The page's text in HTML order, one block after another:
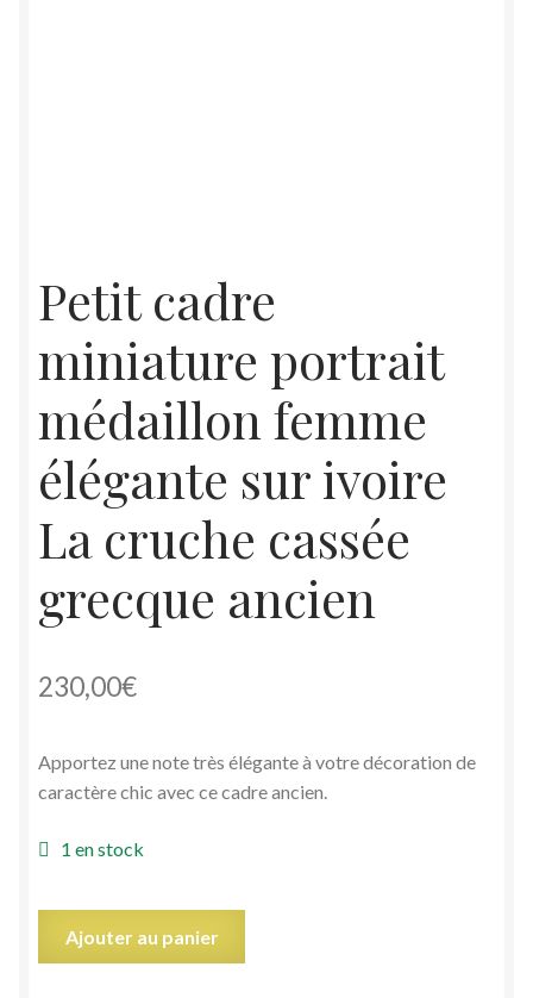
Petit cadre
miniature portrait
médaillon femme
élégante sur ivoire
La cruche cassée
grecque ancien
230,00€
Apportez une note très élégante à votre décoration de
caractère chic avec ce cadre ancien.
1 en stock
Ajouter au panier